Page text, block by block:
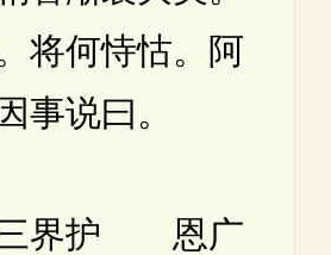
将何恃怙。阿
事说曰。
界护 恩广